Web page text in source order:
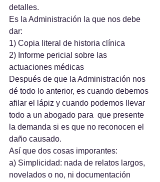
detalles.
Es la Administración la que nos debe
dar:
1) Copia literal de historia clínica
2) Informe pericial sobre las
actuaciones médicas
Después de que la Administración nos
dé todo lo anterior, es cuando debemos
afilar el lápiz y cuando podemos llevar
todo a un abogado para  que presente
la demanda si es que no reconocen el
daño causado.
Así que dos cosas imporantes:
a) Simplicidad: nada de relatos largos,
novelados o no, ni documentación